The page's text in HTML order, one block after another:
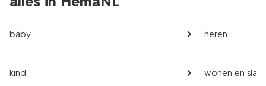
baby
kind
heren
wonen en